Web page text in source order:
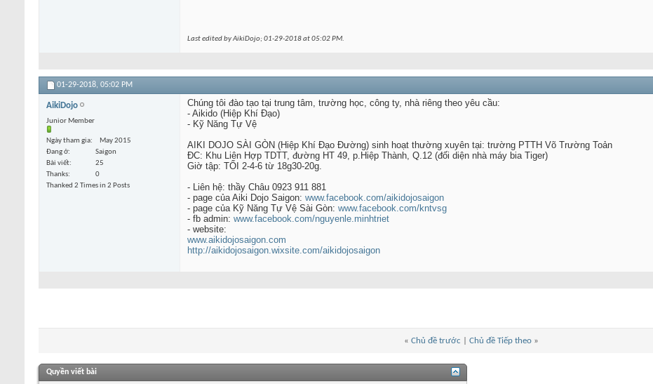
Last edited by AikiDojo; 01-29-2018 at05:02 PM.
01-29-2018, 05:02 PM
AikiDojo
Junior Member
Ngày tham gia
May 2015
Đang ở
Saigon
Bài viết
25
Thanks
0
Thanked 2 Times in 2 Posts
Chúng tôi đào tạo tại trung tâm, trường học, công ty, nhà riêng theo yêu cầu:
- Aikido (Hiệp Khí Đạo)
- Kỹ Năng Tự Vệ
AIKI DOJO SÀI GÒN (Hiệp Khí Đạo Đường) sinh hoạt thường xuyên tại: trường PTTH Võ Trường Toản
ĐC: Khu Liên Hợp TDTT, đường HT 49, p.Hiệp Thành, Q.12 (đối diện nhà máy bia Tiger)
Giờ tập: TỐI 2-4-6 từ 18g30-20g.
- Liên hệ: thầy Châu 0923 911 881
- page của Aiki Dojo Saigon: www.facebook.com/aikidojosaigon
- page của Kỹ Năng Tự Vệ Sài Gòn: www.facebook.com/kntvsg
- fb admin: www.facebook.com/nguyenle.minhtriet
- website:
www.aikidojosaigon.com
http://aikidojosaigon.wixsite.com/aikidojosaigon
« Chủ đề trước Chủ đề Tiếp theo »
Quyền viết bài